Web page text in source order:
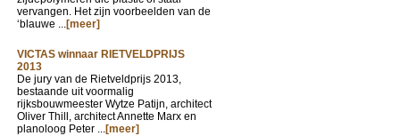
vervangen. Het zijn voorbeelden van de
‘blauwe ...[meer]
VICTAS winnaar RIETVELDPRIJS
2013
De jury van de Rietveldprijs 2013,
bestaande uit voormalig
rijksbouwmeester Wytze Patijn, architect
Oliver Thill, architect Annette Marx en
planoloog Peter ...[meer]